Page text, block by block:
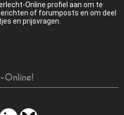
Online profiel aan om te
of forumposts en om deel
en prijsvragen.
Online!